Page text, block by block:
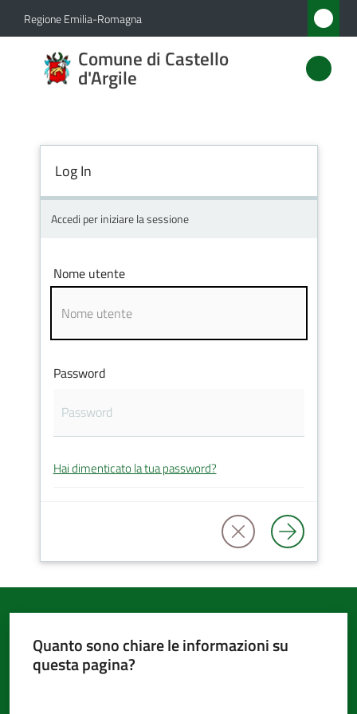
Vai al contenuto
Vai alla navigazione
Vai al footer
Regione Emilia-Romagna
Comune di Castello
d'Argile
Comune
di
Amministrazione
Servizi
Vivere
d'Argile
Amministrazione
argomenti...
Seguici
Log In
Accedi per iniziare la sessione
Nome utente
Password
Hai dimenticato la tua password?
Quanto sono chiare le informazioni su
questa pagina?